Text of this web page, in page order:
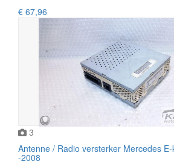
€ 67,96
3
Antenne / Radio versterker Mercedes
-2008